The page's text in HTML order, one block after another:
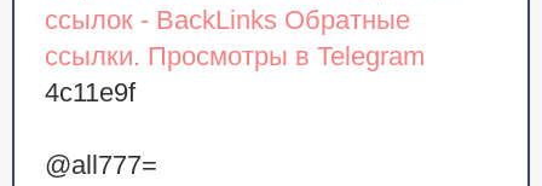
ссылок - BackLinks Обратные
ссылки. Просмотры в Telegram
4c11e9f
@all777=